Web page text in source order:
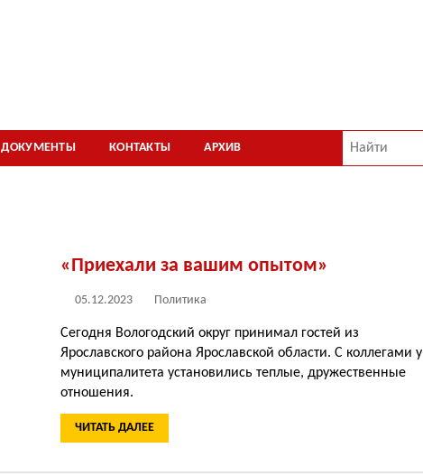
ДОКУМЕНТЫ КОНТАКТЫ АРХИВ
«Приехали за вашим опытом»
05.12.2023 Политика
Сегодня Вологодский округ принимал гостей из
Ярославского района Ярославской области. С коллегами у
муниципалитета установились теплые, дружественные
отношения.
ЧИТАТЬ ДАЛЕЕ